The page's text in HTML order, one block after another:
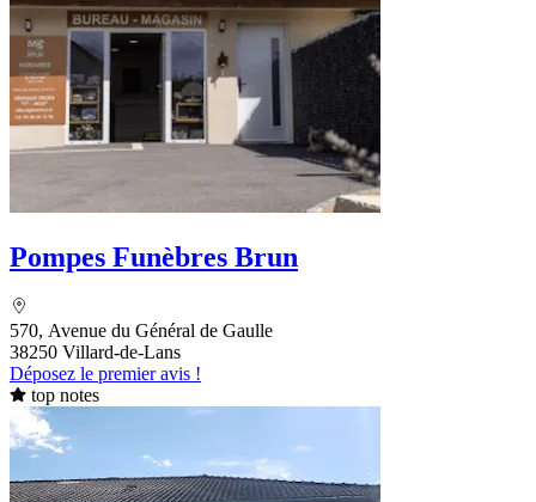
Pompes Funèbres Brun
570, Avenue du Général de Gaulle
38250 Villard-de-Lans
Déposez le premier avis !
top notes